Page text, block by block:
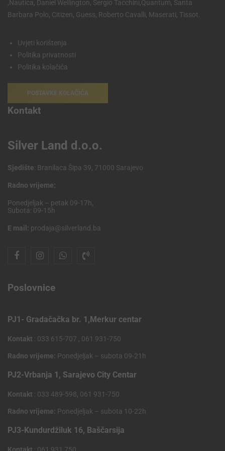
,Nautica, Daniel Wellington, Sergio Tacchini,Quantum, Santa
Barbara Polo, Citizen, Guess, Roberto Cavalli, Maserati, Tissot.
Uvjeti korištenja
Politika privatnosti
Politika kolačića
POSTAVKE KOLAČIĆA
Kontakt
Silver Land d.o.o.
Sjedište: Branilaca Šipa 39, 71000 Sarajevo
Radno vrijeme:
Ponedjeljak – petak 09-17h,
Subota: 09-15h
E mail: prodaja@silverland.ba
Poslovnice
PJ1- Gradačačka br. 1,Merkur centar
Kontakt : 033 615-707 , 061 931-750
Radno vrijeme: Ponedjeljak – subota 09-21h
PJ2-Vrbanja 1, Sarajevo City Centar
Kontakt : 033 489-598, 061 931-750
Radno vrijeme: Ponedjeljak – subota 10-22h
PJ3-Kundurdžiluk 16, Baščarsija